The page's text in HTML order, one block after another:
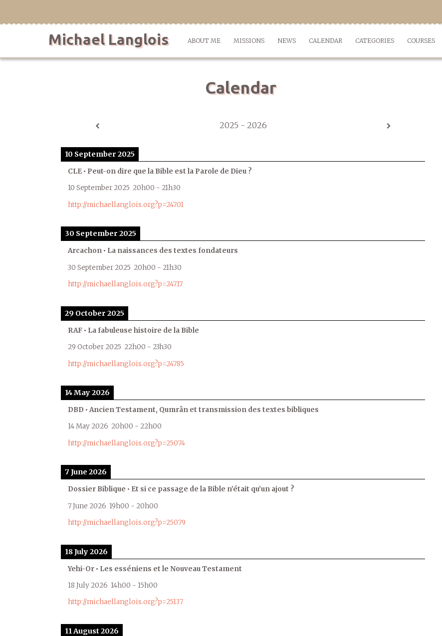
Michael Langlois ABOUT ME MISSIONS NEWS CALENDAR CATEGORIES COURSES
Calendar
2025 - 2026
10 September 2025
CLE • Peut-on dire que la Bible est la Parole de Dieu ?
10 September 2025 20h00 - 21h30
http://michaellanglois.org?p=24701
30 September 2025
Arcachon • La naissances des textes fondateurs
30 September 2025 20h00 - 21h30
http://michaellanglois.org?p=24717
29 October 2025
RAF • La fabuleuse histoire de la Bible
29 October 2025 22h00 - 23h30
http://michaellanglois.org?p=24785
14 May 2026
DBD • Ancien Testament, Qumrân et transmission des textes bibliques
14 May 2026 20h00 - 22h00
http://michaellanglois.org?p=25074
7 June 2026
Dossier Biblique • Et si ce passage de la Bible n’était qu’un ajout ?
7 June 2026 19h00 - 20h00
http://michaellanglois.org?p=25079
18 July 2026
Yehi-Or • Les esséniens et le Nouveau Testament
18 July 2026 14h00 - 15h00
http://michaellanglois.org?p=25137
11 August 2026